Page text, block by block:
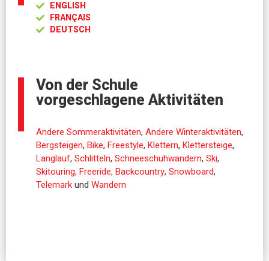
ENGLISH
FRANÇAIS
DEUTSCH
Von der Schule
vorgeschlagene Aktivitäten
Andere Sommeraktivitäten, Andere Winteraktivitäten,
Bergsteigen, Bike, Freestyle, Klettern, Klettersteige,
Langlauf, Schlitteln, Schneeschuhwandern, Ski,
Skitouring, Freeride, Backcountry, Snowboard,
Telemark und Wandern